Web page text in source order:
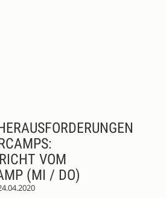
VOM
(MI / DO)